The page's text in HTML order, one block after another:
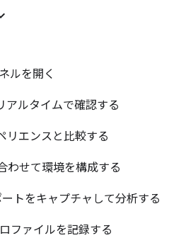
ルを開く
アルタイムで確認する
リエンスと比較する
わせて環境を構成する
トをキャプチャして分析する
ファイルを記録する